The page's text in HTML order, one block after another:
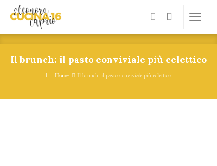
Il brunch: il pasto conviviale più eclettico
Home Il brunch: il pasto conviviale più eclettico